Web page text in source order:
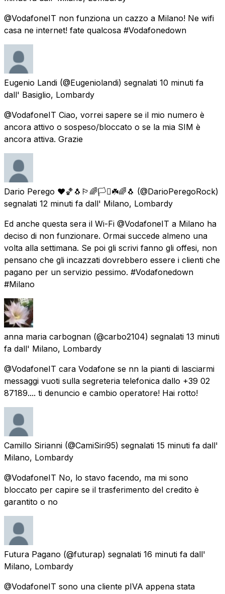
@VodafoneIT non funziona un cazzo a Milano! Ne wifi
casa ne internet! fate qualcosa #Vodafonedown
Eugenio Landi (@Eugeniolandi) segnalati 10 minuti fa
dall' Basiglio, Lombardy
@VodafoneIT Ciao, vorrei sapere se il mio numero è
ancora attivo o sospeso/bloccato o se la mia SIM è
ancora attiva. Grazie
Dario Perego ❤️🏀🐧🏳️‍🌈🏳️‍⚧️☘️🌈🐧 (@DarioPeregoRock)
segnalati 12 minuti fa dall' Milano, Lombardy
Ed anche questa sera il Wi-Fi @VodafoneIT a Milano ha
deciso di non funzionare. Ormai succede almeno una
volta alla settimana. Se poi gli scrivi fanno gli offesi, non
pensano che gli incazzati dovrebbero essere i clienti che
pagano per un servizio pessimo. #Vodafonedown
#Milano
anna maria carbognan (@carbo2104) segnalati 13 minuti
fa dall' Milano, Lombardy
@VodafoneIT cara Vodafone se nn la pianti di lasciarmi
messaggi vuoti sulla segreteria telefonica dallo +39 02
87189.... ti denuncio e cambio operatore! Hai rotto!
Camillo Sirianni (@CamiSiri95) segnalati 15 minuti fa dall'
Milano, Lombardy
@VodafoneIT No, lo stavo facendo, ma mi sono
bloccato per capire se il trasferimento del credito è
garantito o no
Futura Pagano (@futurap) segnalati 16 minuti fa dall'
Milano, Lombardy
@VodafoneIT sono una cliente pIVA appena stata